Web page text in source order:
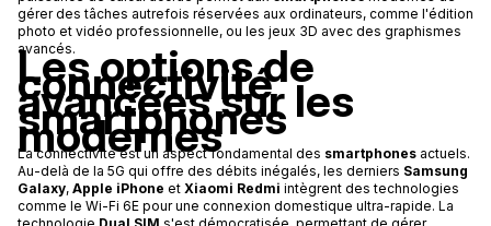
gérer des tâches autrefois réservées aux ordinateurs, comme l'édition
photo et vidéo professionnelle, ou les jeux 3D avec des graphismes
avancés.
Les options de
connectivité
avancées sur les
smartphones
modernes
La connectivité est un aspect fondamental des smartphones actuels.
Au-delà de la 5G qui offre des débits inégalés, les derniers Samsung
Galaxy, Apple iPhone et Xiaomi Redmi intègrent des technologies
comme le Wi-Fi 6E pour une connexion domestique ultra-rapide. La